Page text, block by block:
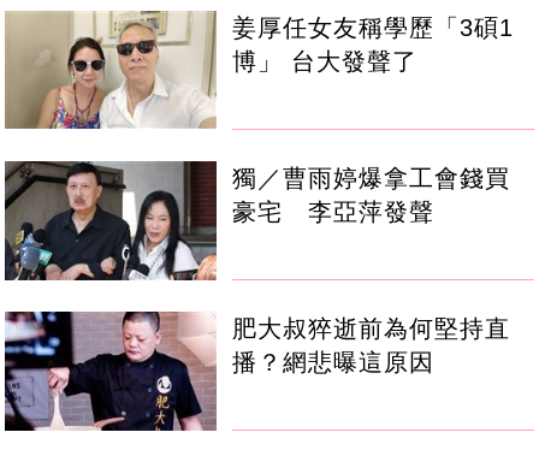
姜厚任女友稱學歷「3碩1
博」 台大發聲了
獨／曹雨婷爆拿工會錢買
豪宅 李亞萍發聲
肥大叔猝逝前為何堅持直
播？網悲曝這原因